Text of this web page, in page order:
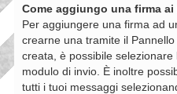
Come aggiungo una firma
Per aggiungere una firma ad
crearne una tramite il
creata, è possibile selezionare
modulo di invio. È inoltre
tutti i tuoi messaggi